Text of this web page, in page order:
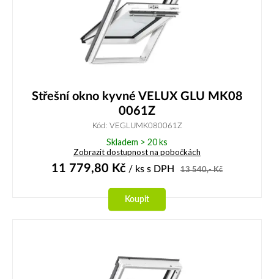
Střešní okno kyvné VELUX GLU MK08
0061Z
Kód: VEGLUMK080061Z
Skladem > 20 ks
Zobrazit dostupnost na pobočkách
11 779,80 Kč / ks s DPH 13 540,-Kč
Koupit